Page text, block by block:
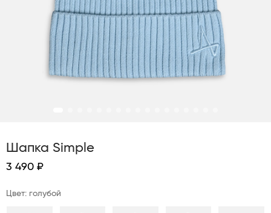
Шапка Simple
3 490 ₽
Цвет: голубой